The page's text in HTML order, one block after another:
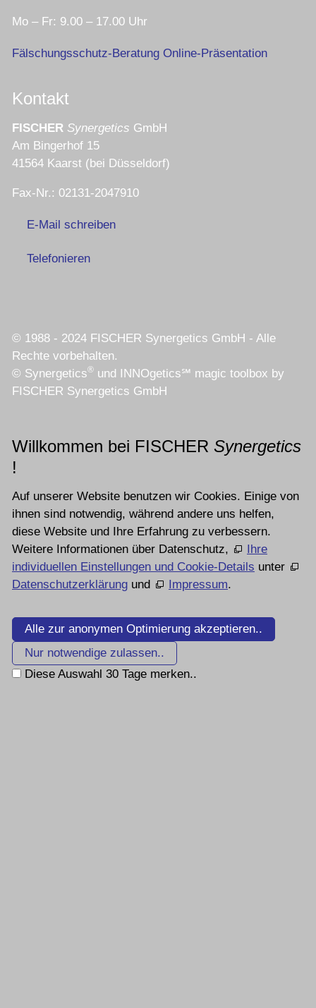
Mo – Fr: 9.00 – 17.00 Uhr
Fälschungsschutz-Beratung Online-Präsentation
Kontakt
FISCHER Synergetics GmbH
Am Bingerhof 15
41564 Kaarst (bei Düsseldorf)
Fax-Nr.: 02131-2047910
E-Mail schreiben
Telefonieren
© 1988 - 2024 FISCHER Synergetics GmbH - Alle
Rechte vorbehalten.
© Synergetics® und INNOgetics℠ magic toolbox by
FISCHER Synergetics GmbH
Willkommen bei FISCHER Synergetics
!
Auf unserer Website benutzen wir Cookies. Einige von
ihnen sind notwendig, während andere uns helfen,
diese Website und Ihre Erfahrung zu verbessern.
Weitere Informationen über Datenschutz,
Ihre
individuellen Einstellungen und Cookie-Details unter
Datenschutzerklärung und Impressum.
Alle zur anonymen Optimierung akzeptieren..
Nur notwendige zulassen..
Diese Auswahl 30 Tage merken..